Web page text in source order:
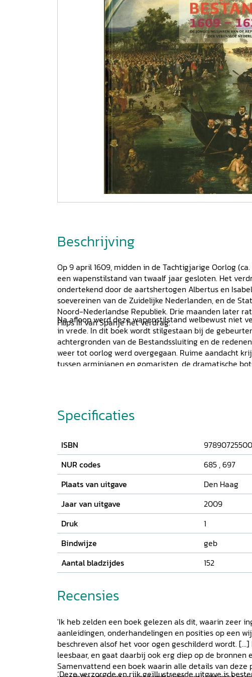
Beschrijving
Op 9 april 1609, midden in de Tachtigjarige Oorlog (ca.
een wapenstilstand van twaalf jaar gesloten. Het
ondertekend door de aartshertogen Albertus en
soevereinen van de Zuidelijke Nederlanden, en de
Noord-Nederlandse Republiek. Drie maanden later
Filips III van Spanje het verdrag.
Na afloop werd deze wapenstilstand welbewust niet
in vrede. In dit boek wordt stilgestaan bij de
achtergronden van de Bestandssluiting en de
weer tot oorlog werd overgegaan. Ruime aandacht
tussen arminianen en gomaristen, de dramatische
Maurits en Johan van Oldenbarnevelt en datgene
afspeelde tussen 1609 en 1621. Tevens gaat
Nederlanden.
Specificaties
ISBN
NUR codes
685 ,697
Plaats van uitgave
Den Haag
Jaar van uitgave
2009
Druk
1
Bindwijze
geb
Aantal bladzijdes
152
Recensies
'Ik heb zelden een boek gelezen als dit, waarin zeer
aanleidingen, onderhandelingen en posities op een
beschreven alsof het voor ogen geschilderd wordt.
leesbaar, en gaat daarbij ook erg diep op de bronnen
Samenvattend een boek waarin alle details van deze
‘Deze verzorgde en rijk geïllustreerde uitgave is